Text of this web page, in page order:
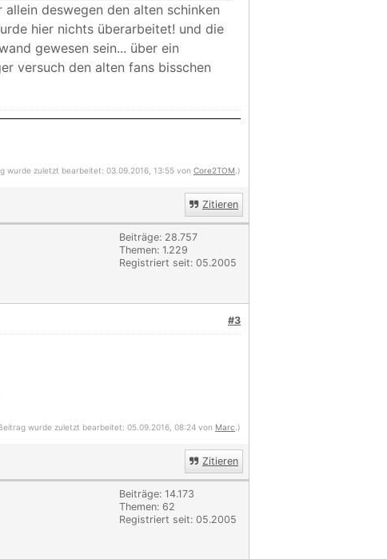
deswegen den alten schinken
hier nichts überarbeitet! und die
gewesen sein... über ein
versuch den alten fans bisschen
wurde zuletzt bearbeitet: 03.09.2016, 13:55 von Core2TOM .)
Zitieren
Beiträge: 28.757
Themen: 1.229
Registriert seit: 05.2005
#3
wurde zuletzt bearbeitet: 05.09.2016, 08:24 von Marc .)
Zitieren
Beiträge: 14.173
Themen: 62
Registriert seit: 05.2005